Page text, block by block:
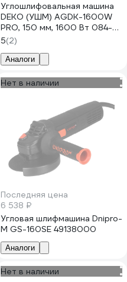
Углошлифовальная машина
DEKO (УШМ) AGDK-1600W
PRO, 150 мм, 1600 Вт 084-
1081
5(2)
Аналоги
Нет в наличии
Последняя цена
6 538 ₽
Угловая шлифмашина Dnipro-
M GS-160SЕ 49138000
Аналоги
Нет в наличии